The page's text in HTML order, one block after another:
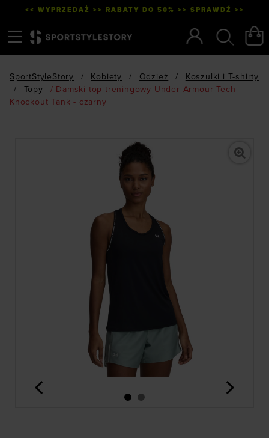
<< WYPRZEDAŻ >> RABATY DO 50% >> SPRAWDŹ >>
SportStyleStory / Kobiety / Odzież /
Koszulki i T-shirty
/
Topy / Damski top treningowy Under Armour Tech
Knockout Tank - czarny
<